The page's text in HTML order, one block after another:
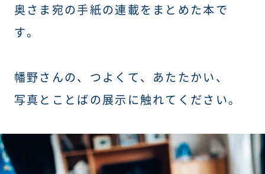
奥さま宛の手紙の連載をまとめた本で
す。
幡野さんの、つよくて、あたたかい、
写真とことばの展示に触れてください。